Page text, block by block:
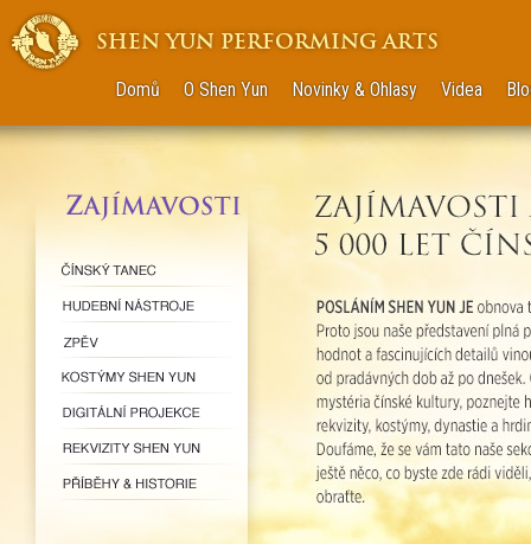
SHEN YUN PERFORMING ARTS
Domů O Shen Yun Novinky & Ohlasy Videa